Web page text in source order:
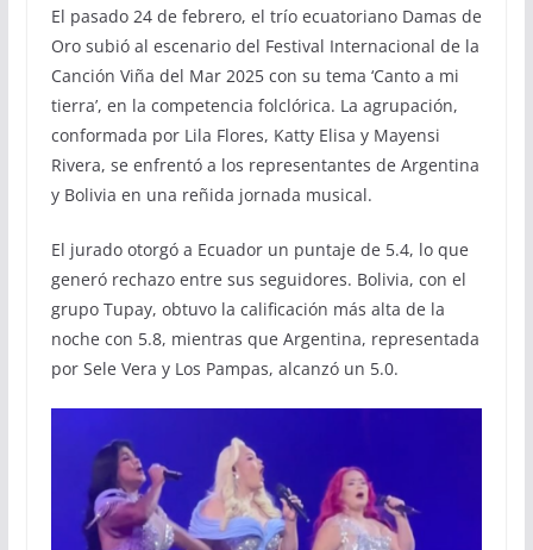
El pasado 24 de febrero, el trío ecuatoriano Damas de
Oro subió al escenario del Festival Internacional de la
Canción Viña del Mar 2025 con su tema ‘Canto a mi
tierra’, en la competencia folclórica. La agrupación,
conformada por Lila Flores, Katty Elisa y Mayensi
Rivera, se enfrentó a los representantes de Argentina
y Bolivia en una reñida jornada musical.
El jurado otorgó a Ecuador un puntaje de 5.4, lo que
generó rechazo entre sus seguidores. Bolivia, con el
grupo Tupay, obtuvo la calificación más alta de la
noche con 5.8, mientras que Argentina, representada
por Sele Vera y Los Pampas, alcanzó un 5.0.